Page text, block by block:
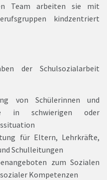
Team arbeiten sie mit
kindzentriert
der Schulsozialarbeit
von Schülerinnen und
in schwierigen oder
für Eltern, Lehrkräfte,
Schulleitungen
zum Sozialen
Kompetenzen